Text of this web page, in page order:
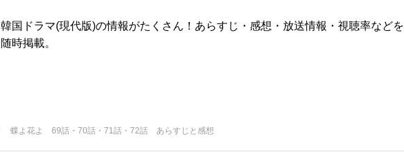
韓国ドラマ(現代版)の情報がたくさん！あらすじ・感想・放送情報・視聴率などを
随時掲載。
蝶よ花よ 69話・70話・71話・72話 あらすじと感想